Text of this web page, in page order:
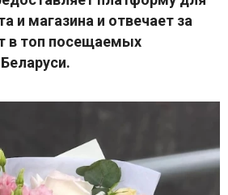
и магазина и отвечает за
в топ посещаемых